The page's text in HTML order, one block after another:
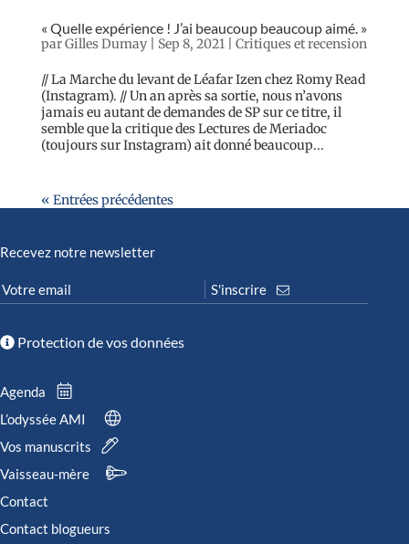
« Quelle expérience ! J’ai beaucoup beaucoup aimé. »
parGilles Dumay| Sep 8, 2021| Critiques et recension
// La Marche du levant de Léafar Izen chez Romy Read
(Instagram). // Un an après sa sortie, nous n’avons
jamais eu autant de demandes de SP sur ce titre, il
semble que la critique des Lectures de Meriadoc
(toujours sur Instagram) ait donné beaucoup...
« Entrées précédentes
Recevez notre newsletter
Protection de vos données
Agenda
L’odyssée AMI
Vos manuscrits
Vaisseau-mère
Contact
Contact blogueurs